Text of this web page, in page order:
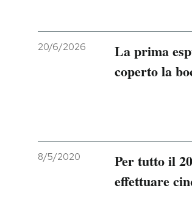
20/6/2026
La prima
coperto la
8/5/2020
Per tutto il
effettuare